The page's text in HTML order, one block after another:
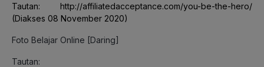
Tautan: http://affiliatedacceptance.com/you-be-the-hero/
(Diakses 08 November 2020)
Foto Belajar Online [Daring]
Tautan: